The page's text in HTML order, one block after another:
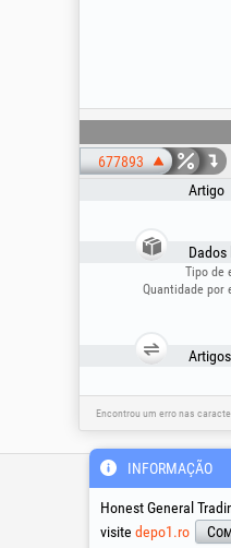
677893
Artigo
Tipo de
Quantidade por
Encontrou um erro nas
INFORMAÇÃO
Honest General
visite depo1.ro